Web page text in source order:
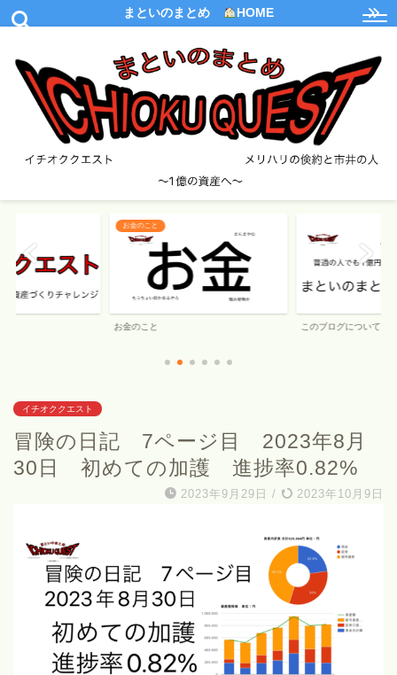
まといのまとめ HOME
このブログについて NOTUMNについて
イチオククエスト
冒険の日記 7ページ目 2023年8月
30日 初めての加護 進捗率0.82%
2023年9月29日 / 2023年10月9日